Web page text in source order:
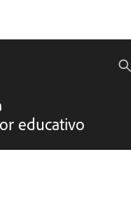
educativo